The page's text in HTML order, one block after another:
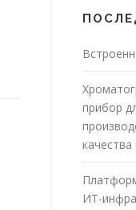
прибор
качества
ИТ-